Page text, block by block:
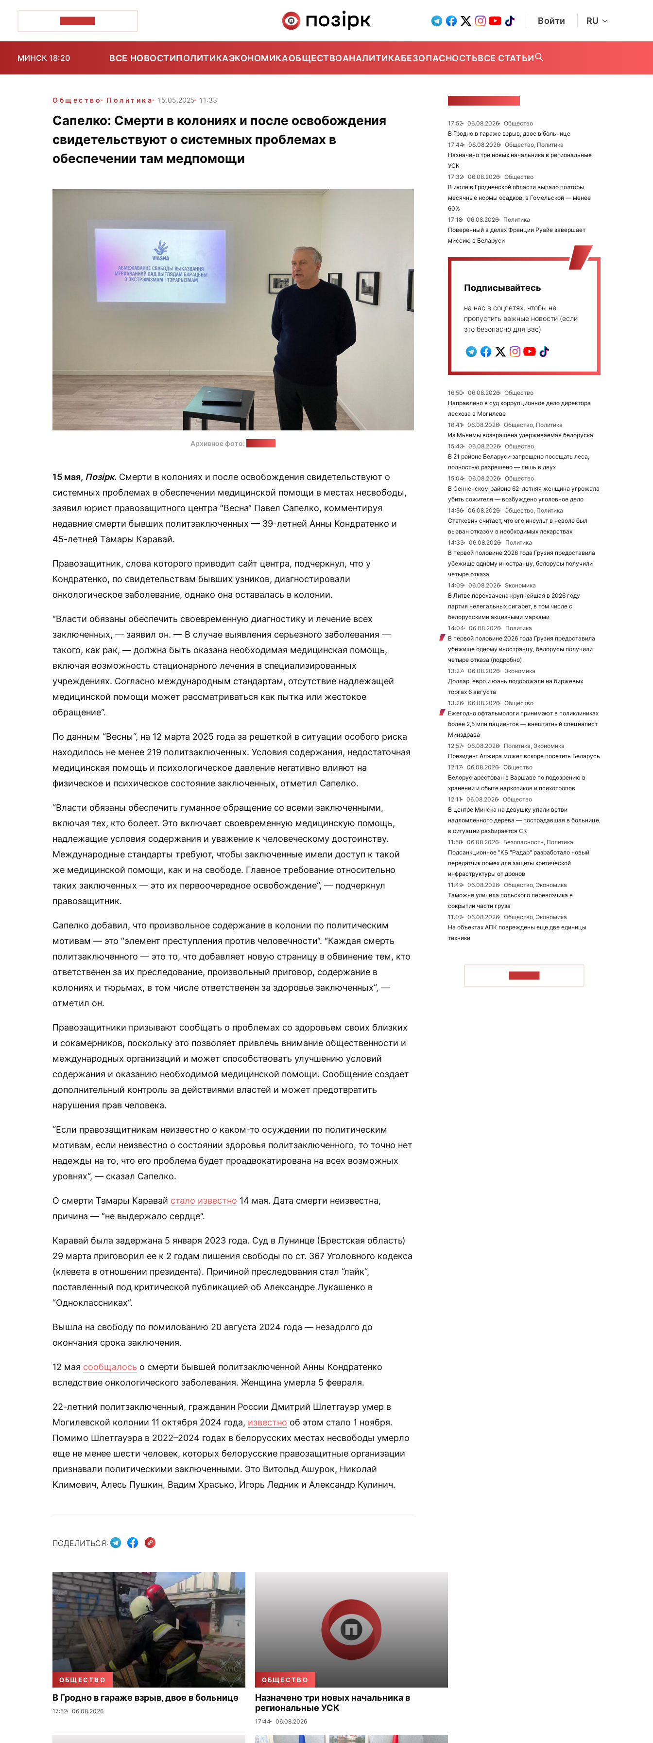
Войти RU
МИНСК 18:20 ВСЕ НОВОСТИПОЛИТИКАЭКОНОМИКАОБЩЕСТВОАНАЛИТИКАБЕЗОПАСНОСТЬВСЕ СТАТЬИ
Общество Политика 15.05.2025 11:33
Сапелко: Смерти в колониях и после освобождения
свидетельствуют о системных проблемах в
обеспечении там медпомощи
Архивное фото:
15 мая, Позірк. Смерти в колониях и после освобождения свидетельствуют о
системных проблемах в обеспечении медицинской помощи в местах несвободы,
заявил юрист правозащитного центра “Весна“ Павел Сапелко, комментируя
недавние смерти бывших политзаключенных — 39-летней Анны Кондратенко и
45-летней Тамары Каравай.
Правозащитник, слова которого приводит сайт центра, подчеркнул, что у
Кондратенко, по свидетельствам бывших узников, диагностировали
онкологическое заболевание, однако она оставалась в колонии.
“Власти обязаны обеспечить своевременную диагностику и лечение всех
заключенных, — заявил он. — В случае выявления серьезного заболевания —
такого, как рак, — должна быть оказана необходимая медицинская помощь,
включая возможность стационарного лечения в специализированных
учреждениях. Согласно международным стандартам, отсутствие надлежащей
медицинской помощи может рассматриваться как пытка или жестокое
обращение“.
По данным “Весны“, на 12 марта 2025 года за решеткой в ситуации особого риска
находилось не менее 219 политзаключенных. Условия содержания, недостаточная
медицинская помощь и психологическое давление негативно влияют на
физическое и психическое состояние заключенных, отметил Сапелко.
“Власти обязаны обеспечить гуманное обращение со всеми заключенными,
включая тех, кто болеет. Это включает своевременную медицинскую помощь,
надлежащие условия содержания и уважение к человеческому достоинству.
Международные стандарты требуют, чтобы заключенные имели доступ к такой
же медицинской помощи, как и на свободе. Главное требование относительно
таких заключенных — это их первоочередное освобождение“, — подчеркнул
правозащитник.
Сапелко добавил, что произвольное содержание в колонии по политическим
мотивам — это “элемент преступления против человечности“. “Каждая смерть
политзаключенного — это то, что добавляет новую страницу в обвинение тем, кто
ответственен за их преследование, произвольный приговор, содержание в
колониях и тюрьмах, в том числе ответственен за здоровье заключенных“, —
отметил он.
Правозащитники призывают сообщать о проблемах со здоровьем своих близких
и сокамерников, поскольку это позволяет привлечь внимание общественности и
международных организаций и может способствовать улучшению условий
содержания и оказанию необходимой медицинской помощи. Сообщение создает
дополнительный контроль за действиями властей и может предотвратить
нарушения прав человека.
“Если правозащитникам неизвестно о каком-то осуждении по политическим
мотивам, если неизвестно о состоянии здоровья политзаключенного, то точно нет
надежды на то, что его проблема будет проадвокатирована на всех возможных
уровнях“, — сказал Сапелко.
О смерти Тамары Каравай стало известно 14 мая. Дата смерти неизвестна,
причина — “не выдержало сердце“.
Каравай была задержана 5 января 2023 года. Суд в Лунинце (Брестская область)
29 марта приговорил ее к 2 годам лишения свободы по ст. 367 Уголовного кодекса
(клевета в отношении президента). Причиной преследования стал “лайк“,
поставленный под критической публикацией об Александре Лукашенко в
“Одноклассниках“.
Вышла на свободу по помилованию 20 августа 2024 года — незадолго до
окончания срока заключения.
12 мая сообщалось о смерти бывшей политзаключенной Анны Кондратенко
вследствие онкологического заболевания. Женщина умерла 5 февраля.
22-летний политзаключенный, гражданин России Дмитрий Шлетгауэр умер в
Могилевской колонии 11 октября 2024 года, известно об этом стало 1 ноября.
Помимо Шлетгауэра в 2022–2024 годах в белорусских местах несвободы умерло
еще не менее шести человек, которых белорусские правозащитные организации
признавали политическими заключенными. Это Витольд Ашурок, Николай
Климович, Алесь Пушкин, Вадим Храсько, Игорь Ледник и Александр Кулинич.
ПОДЕЛИТЬСЯ:
ОБЩЕСТВО
В Гродно в гараже взрыв, двое в больнице
17:52 06.08.2026
ОБЩЕСТВО
Назначено три новых начальника в
региональные УСК
17:44 06.08.2026
17:52 06.08.2026
Общество
В Гродно в гараже взрыв, двое в больнице
17:44
06.08.2026
Общество, Политика
Назначено три новых начальника в региональные
УСК
17:32
06.08.2026
Общество
В июле в Гродненской области выпало полторы
месячные нормы осадков, в Гомельской — менее
60%
17:18
06.08.2026
Политика
Поверенный в делах Франции Руайе завершает
миссию в Беларуси
Подписывайтесь
на нас в соцсетях, чтобы не
пропустить важные новости (если
это безопасно для вас)
16:50 06.08.2026
Общество
Направлено в суд коррупционное дело директора
лесхоза в Могилеве
16:41
06.08.2026
Общество, Политика
Из Мьянмы возвращена удерживаемая белоруска
15:43
06.08.2026
Общество
В 21 районе Беларуси запрещено посещать леса,
полностью разрешено — лишь в двух
15:04
06.08.2026
Общество
В Сенненском районе 62-летняя женщина угрожала
убить сожителя — возбуждено уголовное дело
14:56
06.08.2026
Общество, Политика
Статкевич считает, что его инсульт в неволе был
вызван отказом в необходимых лекарствах
14:33
06.08.2026
Политика
В первой половине 2026 года Грузия предоставила
убежище одному иностранцу, белорусы получили
четыре отказа
14:09
06.08.2026
Экономика
В Литве перехвачена крупнейшая в 2026 году
партия нелегальных сигарет, в том числе с
белорусскими акцизными марками
14:04
06.08.2026
Политика
В первой половине 2026 года Грузия предоставила
убежище одному иностранцу, белорусы получили
четыре отказа (подробно)
13:27
06.08.2026
Экономика
Доллар, евро и юань подорожали на биржевых
торгах 6 августа
13:26
06.08.2026
Общество
Ежегодно офтальмологи принимают в поликлиниках
более 2,5 млн пациентов — внештатный специалист
Минздрава
12:57
06.08.2026
Политика, Экономика
Президент Алжира может вскоре посетить Беларусь
12:17
06.08.2026
Общество
Белорус арестован в Варшаве по подозрению в
хранении и сбыте наркотиков и психотропов
12:11
06.08.2026
Общество
В центре Минска на девушку упали ветви
надломленного дерева — пострадавшая в больнице,
в ситуации разбирается СК
11:58
06.08.2026
Безопасность, Политика
Подсанкционное "КБ "Радар" разработало новый
передатчик помех для защиты критической
инфраструктуры от дронов
11:49
06.08.2026
Общество, Экономика
Таможня уличила польского перевозчика в
сокрытии части груза
11:02
06.08.2026
Общество, Экономика
На объектах АПК повреждены еще две единицы
техники